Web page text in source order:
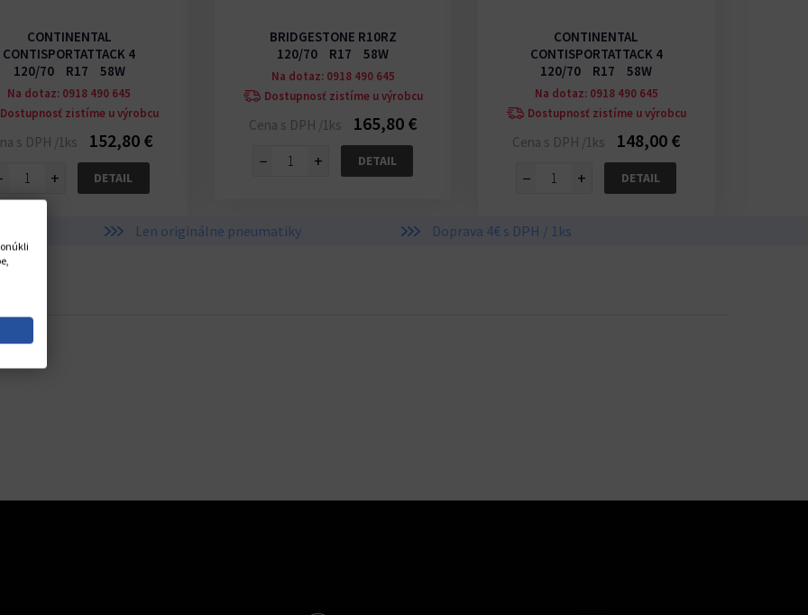
CONTINENTAL
CONTISPORTATTACK 4
120/70 R17 58W
Na dotaz: 0918 490 645
Dostupnosť zistíme u výrobcu
s DPH /1ks 152,80 €
+ DETAIL
BRIDGESTONE R10RZ
120/70 R17 58W
Na dotaz: 0918 490 645
Dostupnosť zistíme u výrobcu
Cena s DPH /1ks 165,80 €
− + DETAIL
CONTINENTAL
CONTISPORTATTACK 4
120/70 R17 58W
Na dotaz: 0918 490 645
Dostupnosť zistíme u výrobcu
Cena s DPH /1ks 148,00 €
− + DETAIL
Len originálne pneumatiky Doprava 4€ s DPH / 1ks